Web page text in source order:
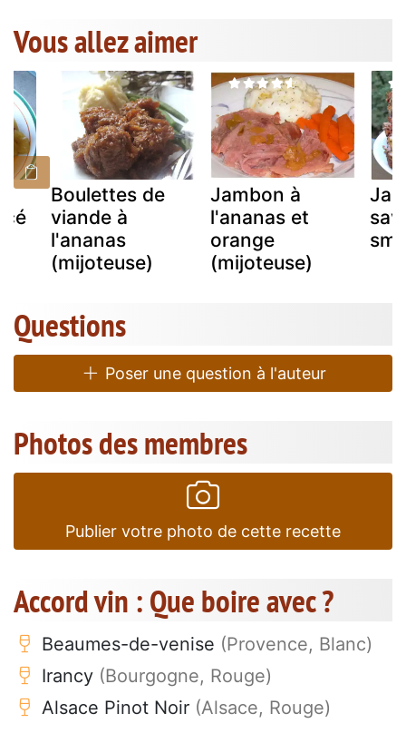
Vous allez aimer
Boulettes de
viande à
l'ananas
(mijoteuse)
Jambon à
l'ananas et
orange
(mijoteuse)
Questions
Poser une question à l'auteur
Photos des membres
Publier votre photo de cette recette
Accord vin : Que boire avec ?
Beaumes-de-venise (Provence, Blanc)
Irancy (Bourgogne, Rouge)
Alsace Pinot Noir (Alsace, Rouge)